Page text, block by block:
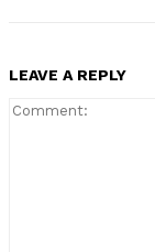
LEAVE A REPLY